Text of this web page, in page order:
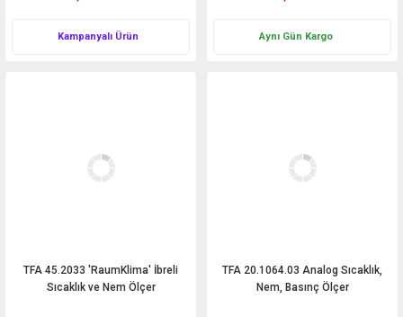
Kampanyalı Ürün Aynı Gün Kargo
TFA 45.2033 'RaumKlima' İbreli
Sıcaklık ve Nem Ölçer
TFA 20.1064.03 Analog Sıcaklık,
Nem, Basınç Ölçer